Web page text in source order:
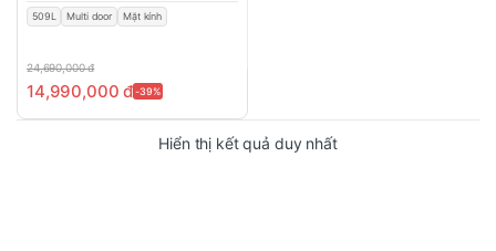
509L Multi door Mặt kính
24,690,000đ
14,990,000đ-39%
Hiển thị kết quả duy nhất